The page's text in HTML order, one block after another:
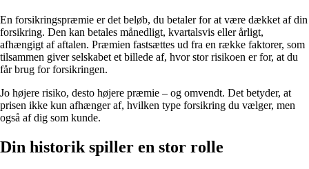
En forsikringspræmie er det beløb, du betaler for at være dækket af din
forsikring. Den kan betales månedligt, kvartalsvis eller årligt,
afhængigt af aftalen. Præmien fastsættes ud fra en række faktorer, som
tilsammen giver selskabet et billede af, hvor stor risikoen er for, at du
får brug for forsikringen.
Jo højere risiko, desto højere præmie – og omvendt. Det betyder, at
prisen ikke kun afhænger af, hvilken type forsikring du vælger, men
også af dig som kunde.
Din historik spiller en stor rolle